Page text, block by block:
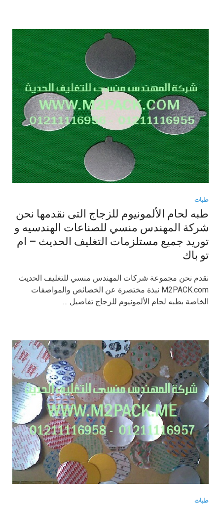
طبات
طبه لحام الألمونيوم للزجاج التى نقدمها نحن
شركة المهندس منسي للصناعات الهندسيه و
توريد جميع مستلزمات التغليف الحديث – ام
تو باك
نقدم نحن مجموعة شركات المهندس منسي للتغليف الحديث
M2PACK.com نبذة مختصرة عن الخصائص والمواصفات
الخاصة بطبه لحام الألمونيوم للزجاج تفاصيل …
طبات